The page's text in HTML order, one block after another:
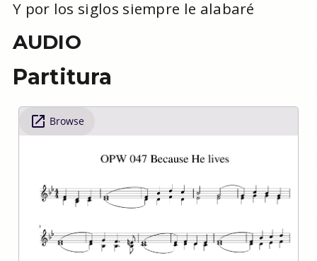
Y por los siglos siempre le alabaré
AUDIO
Partitura